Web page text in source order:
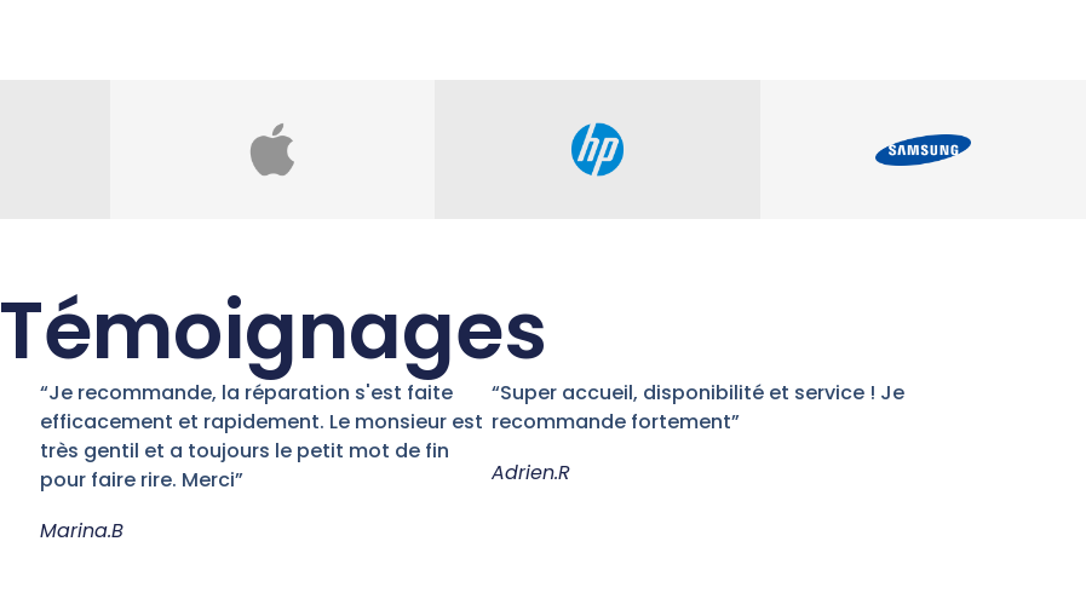
Témoignages
“Je recommande, la réparation s'est faite
efficacement et rapidement. Le monsieur est
très gentil et a toujours le petit mot de fin
pour faire rire. Merci”
Marina.B
“Super accueil, disponibilité et service ! Je
recommande fortement”
Adrien.R